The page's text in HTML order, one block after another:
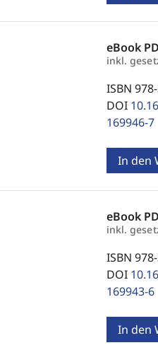
eBook
inkl.
ISBN
DOI
169946-7
In den
eBook
inkl.
ISBN
DOI
169943-6
In den